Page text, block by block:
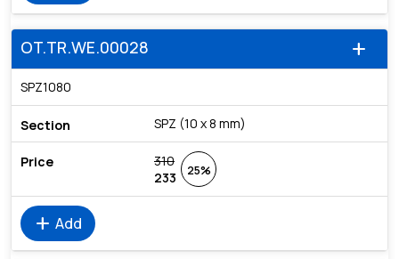
add
OT.TR.WE.00028
SPZ1080
SPZ (10 x 8 mm)
310
233
25%
add Add